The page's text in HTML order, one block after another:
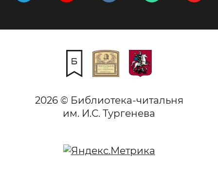
2026 © Библиотека-читальня
им. И.С. Тургенева